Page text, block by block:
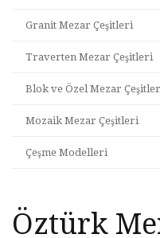
Granit Mezar Çeşitleri
Traverten Mezar Çeşitleri
Blok ve Özel Mezar
Mozaik Mezar Çeşitleri
Çeşme Modelleri
Öztürk